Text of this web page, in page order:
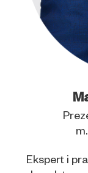
Ekspert i